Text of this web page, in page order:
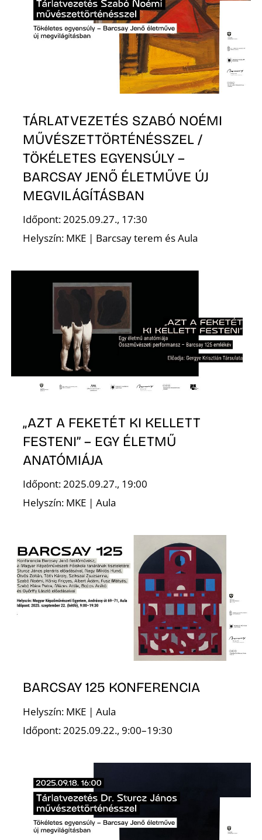
TÁRLATVEZETÉS SZABÓ NOÉMI
MŰVÉSZETTÖRTÉNÉSSZEL /
TÖKÉLETES EGYENSÚLY –
BARCSAY JENŐ ÉLETMŰVE ÚJ
MEGVILÁGÍTÁSBAN
Időpont: 2025.09.27., 17:30
Helyszín: MKE | Barcsay terem és Aula
„AZT A FEKETÉT KI KELLETT
FESTENI” – EGY ÉLETMŰ
ANATÓMIÁJA
Időpont: 2025.09.27., 19:00
Helyszín: MKE | Aula
BARCSAY 125 KONFERENCIA
Helyszín: MKE | Aula
Időpont: 2025.09.22., 9:00–19:30